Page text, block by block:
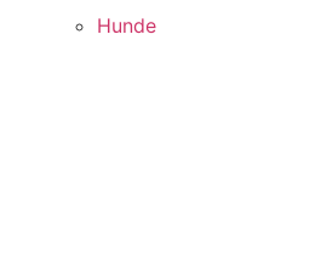
Hunde